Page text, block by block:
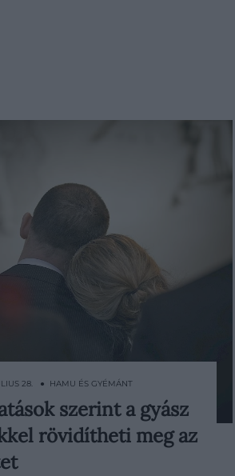
emberek, akik hosszan tartó,
gyászt élnek át egy
halála után, nagyobb
28. ● HAMU ÉS GYÉMÁNT
szerint a gyász
rövidítheti meg az